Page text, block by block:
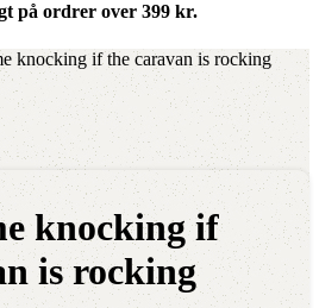
på ordrer over 399 kr.
knocking if the caravan is rocking
knocking if
is rocking